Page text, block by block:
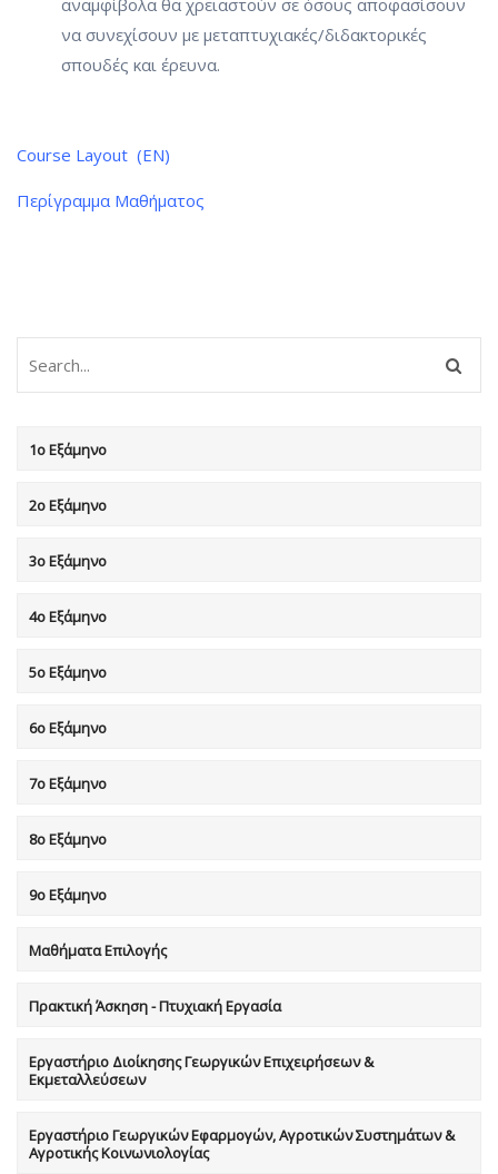
αναμφίβολα θα χρειαστούν σε όσους αποφασίσουν
να συνεχίσουν με μεταπτυχιακές/διδακτορικές
σπουδές και έρευνα.
Course Layout (EN)
Περίγραμμα Μαθήματος
1ο Εξάμηνο
2ο Εξάμηνο
3ο Εξάμηνο
4ο Εξάμηνο
5ο Εξάμηνο
6ο Εξάμηνο
7o Eξάμηνο
8o Eξάμηνο
9ο Εξάμηνο
Μαθήματα Επιλογής
Πρακτική Άσκηση - Πτυχιακή Εργασία
Εργαστήριο Διοίκησης Γεωργικών Επιχειρήσεων &
Εκμεταλλεύσεων
Εργαστήριο Γεωργικών Εφαρμογών, Αγροτικών Συστημάτων &
Αγροτικής Κοινωνιολογίας